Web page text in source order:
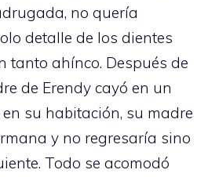
no quería
detalle de los dientes
tanto ahínco. Después de
de Erendy cayó en un
su habitación, su madre
y no regresaría sino
Todo se acomodó